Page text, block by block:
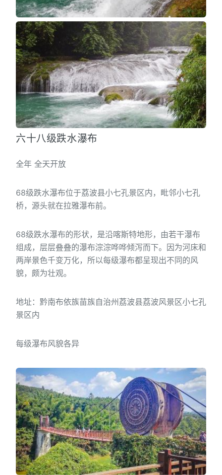
六十八级跌水瀑布
全年 全天开放
68级跌水瀑布位于荔波县小七孔景区内，毗邻小七孔
桥，源头就在拉雅瀑布前。
68级跌水瀑布的形状，是沿喀斯特地形，由若干瀑布
组成，层层叠叠的瀑布淙淙哗哗倾泻而下。因为河床和
两岸景色千变万化，所以每级瀑布都呈现出不同的风
貌，颇为壮观。
地址：黔南布依族苗族自治州荔波县荔波风景区小七孔
景区内
每级瀑布风貌各异